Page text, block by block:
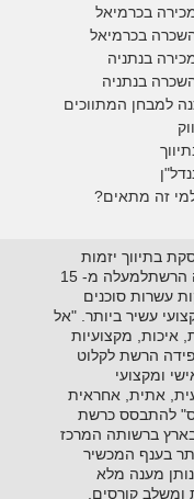
בכרמיאל
בכרמיאל
בנתניה
בנתניה
למבחן המתווכים
למי זה מתאים?
נוסדה בשנת 1995 ועוסקת בתיווך יזמות
ושיווק נדל"ן על סוגיו השונים. כיום מונה הרשתלמעלה מ- 15
עשרות סוכנים
עשיר ביותר. "אל
איכות, מקצועיות
הרשת לקלוט
ומקצועי
אתית, אחראית
להתבסס כרשת
בארץ ברשותה המרכז
בענף המכשיר
מענה מלא
ומשלב קורסים,